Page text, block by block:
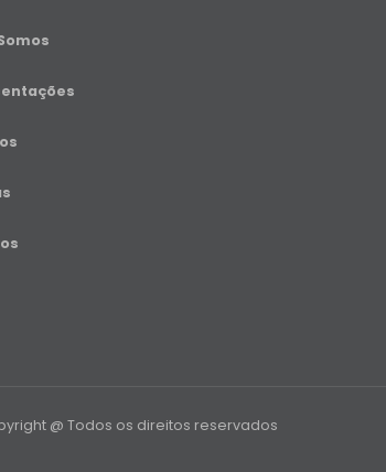
s
@ Todos os direitos reservados